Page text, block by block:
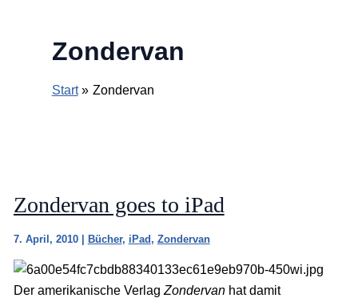
Zondervan
Start Zondervan
Zondervan goes to iPad
7. April, 2010 | Bücher, iPad, Zondervan
Der amerikanische Verlag Zondervanhat damit